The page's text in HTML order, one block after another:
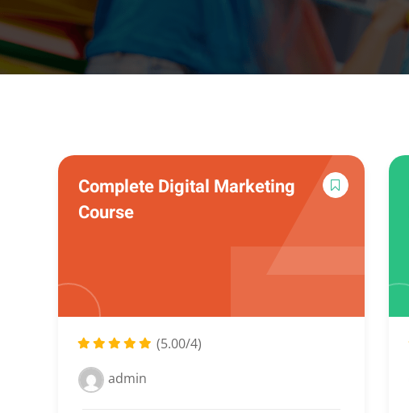
Complete Digital Marketing
Course
(5.00/4)
admin